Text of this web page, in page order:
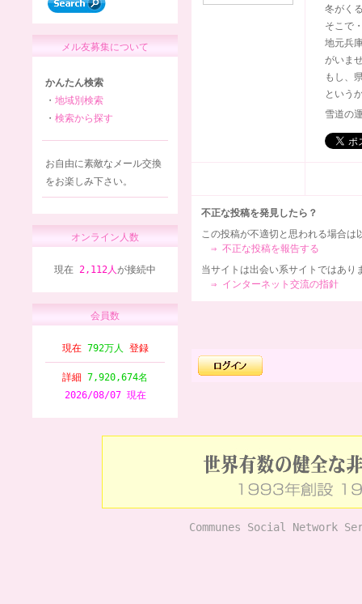
メル友募集について
かんたん検索
・ 地域別検索
・ 検索から探す
お自由に素敵なメール交換
をお楽しみ下さい。
オンライン人数
現在 2,112人が接続中
会員数
現在 792万人 登録
詳細 7,920,674名
2026/08/07 現在
冬がく
そこで
地元兵
がいま
もし、
という
雪道の
不正な投稿を発見したら？
この投稿が不適切と思われる場合
⇒ 不正な投稿を報告する
当サイトは出会い系サイトではあ
⇒ インターネット交流の指針
Communes Social Network